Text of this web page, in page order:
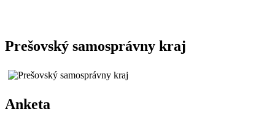
Prešovský samosprávny kraj
Anketa